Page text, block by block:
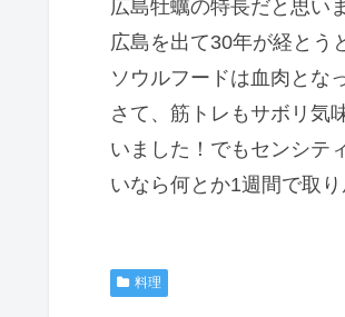
広島牡蠣の特長だと思い
広島を出て30年が経とう
ソウルフードは血肉とな
さて、筋トレもサボリ気
いました！でもセンシテ
いなら何とか1週間で取
料理